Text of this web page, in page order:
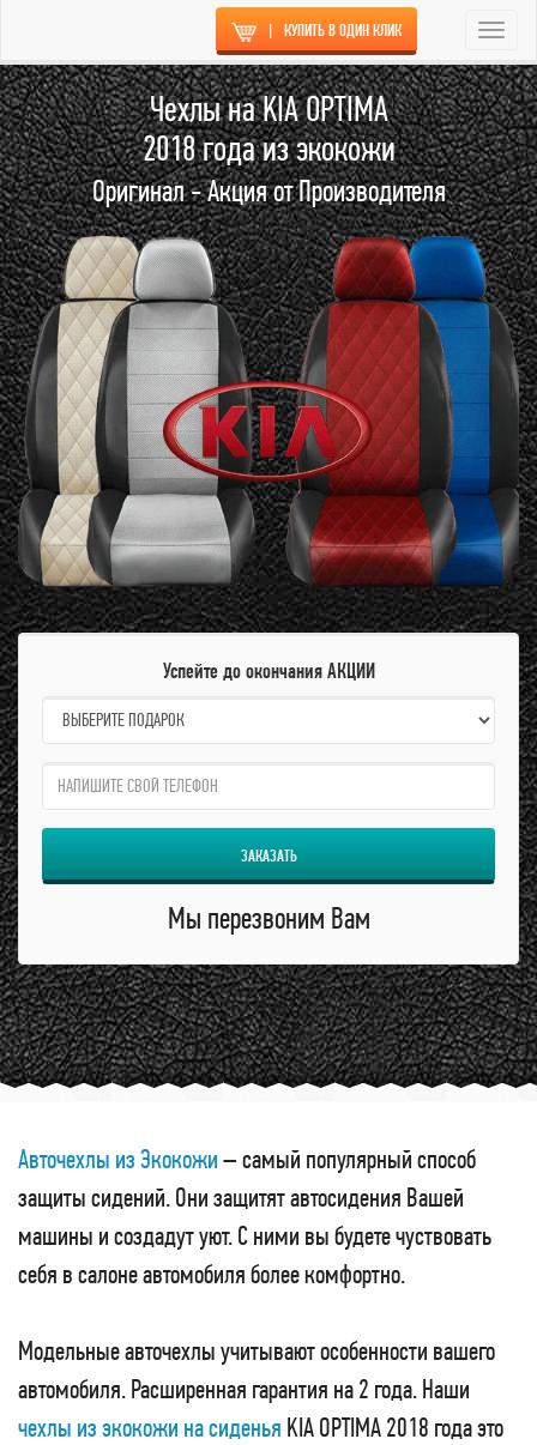
| КУПИТЬ В ОДИН КЛИК
Чехлы на KIA OPTIMA
2018 года из экокожи
Оригинал - Акция от Производителя
Успейте до окончания АКЦИИ
name:
qzw:
ЗАКАЗАТЬ
Мы перезвоним Вам
Авточехлы из Экокожи– самый популярный способ
защиты сидений. Они защитят автосидения Вашей
машины и создадут уют. С ними вы будете чуствовать
себя в салоне автомобиля более комфортно.
Модельные авточехлы учитывают особенности вашего
автомобиля. Расширенная гарантия на 2 года. Наши
чехлы из экокожи на сиденья KIA OPTIMA 2018 года это